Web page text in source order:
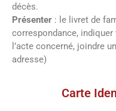
nécessaires
sur le
décès.
Présenter : le livret de
correspondance,
l’acte concerné, joindre
adresse)
Carte